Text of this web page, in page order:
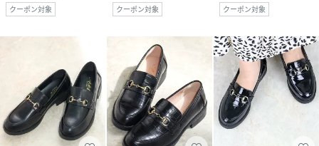
クーポン対象
クーポン対象
クーポン対象